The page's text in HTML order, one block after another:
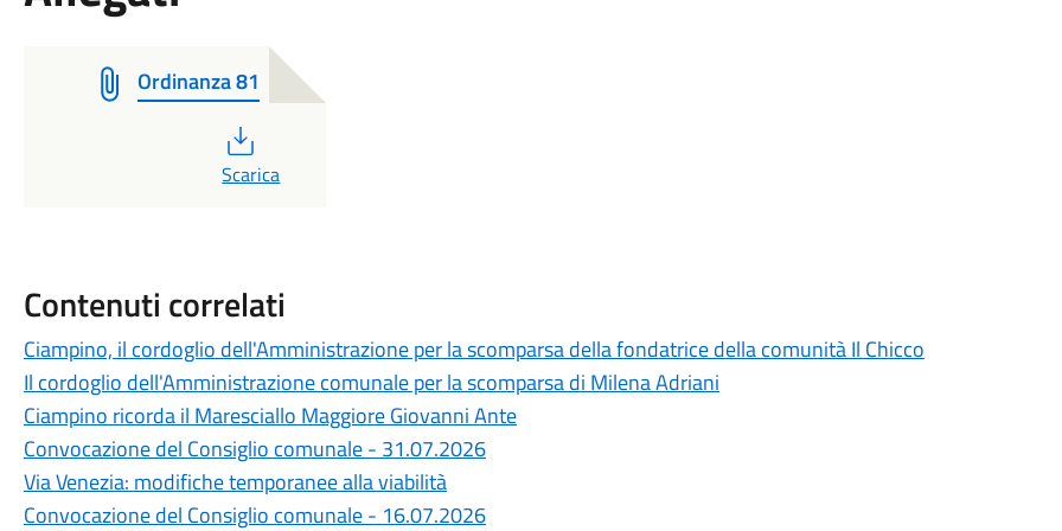
Ordinanza 81
PDF
Scarica
Contenuti correlati
Ciampino, il cordoglio dell'Amministrazione per la scomparsa della fondatrice della comunità Il Chicco
Il cordoglio dell'Amministrazione comunale per la scomparsa di Milena Adriani
Ciampino ricorda il Maresciallo Maggiore Giovanni Ante
Convocazione del Consiglio comunale - 31.07.2026
Via Venezia: modifiche temporanee alla viabilità
Convocazione del Consiglio comunale - 16.07.2026